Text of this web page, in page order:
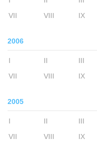
VII
VIII IX
2006
I II III
VII
VIII IX
2005
I II III
VII
VIII IX